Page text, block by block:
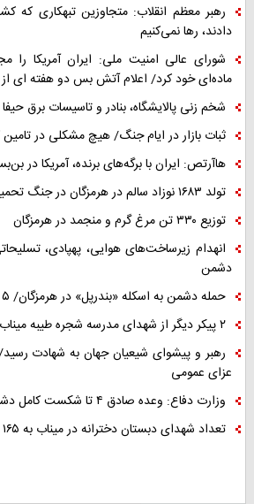
رهبر معظم انقلاب: متجاوزین تبهکاری که
دادند، رها نمی‌کنیم
ماده‌ای خود کرد/ اعلام آتش بس دو هفته ای از 19 فروردین
شخم زنی پالایشگاه، بنادر و تاسیسات برق
ثبات بازار در ایام جنگ/ هیچ مشکلی در
هاآرتص: ایران با برگه‌های برنده، آمریکا در
تولد ۱۶۸۳ نوزاد سالم در هرمزگان در جنگ تحمیلی
توزیع ۳۳۰ تن مرغ گرم و منجمد در هرمزگان
انهدام زیرساخت‌های هوایی، پهپادی،
دشمن
حمله دشمن به اسکله «بندرپل» در هرمزگان/ ۵ شهید و ۴ مجروح
۲ پیکر دیگر از شهدای مدرسه شجره طیبه میناب شناسایی شد
عزای عمومی
وزارت دفاع: وعده صادق ۴ تا شکست کامل دشمن ادامه خواهد داشت
تعداد شهدای دبستان دخترانه در میناب به ۱۶۵ نفر رسید